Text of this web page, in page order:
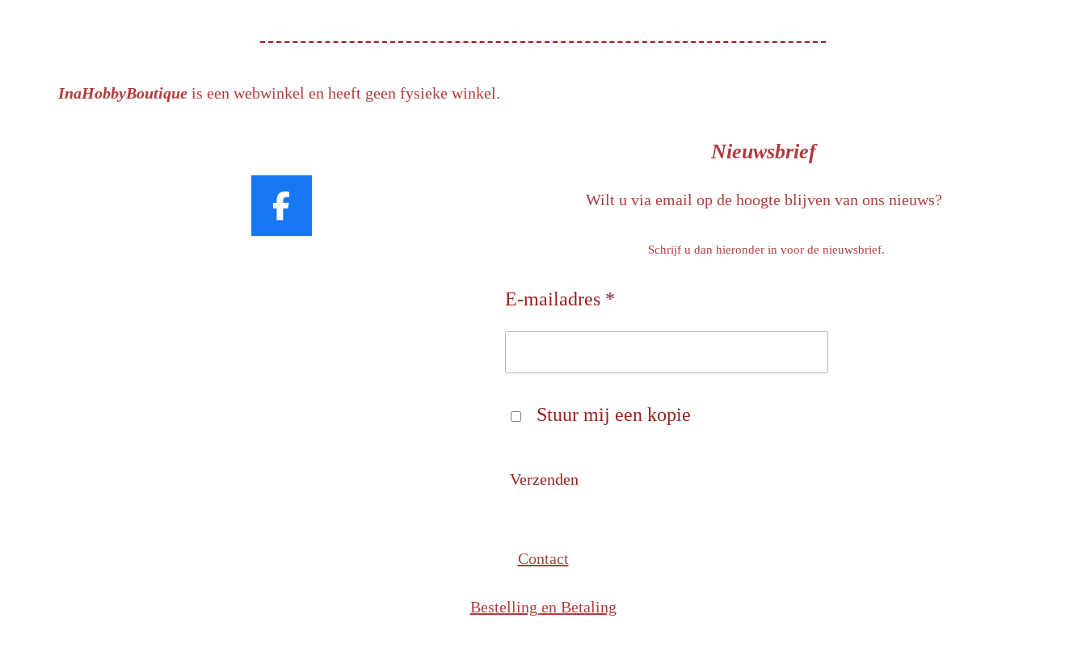
InaHobbyBoutique is een webwinkel en heeft geen fysieke winkel.
F
Nieuwsbrief
Wilt u via email op de hoogte blijven van ons nieuws?
Schrijf u dan hieronder in voor de nieuwsbrief.
E-mailadres *
Stuur mij een kopie
Verzenden
Contact
Bestelling en Betaling